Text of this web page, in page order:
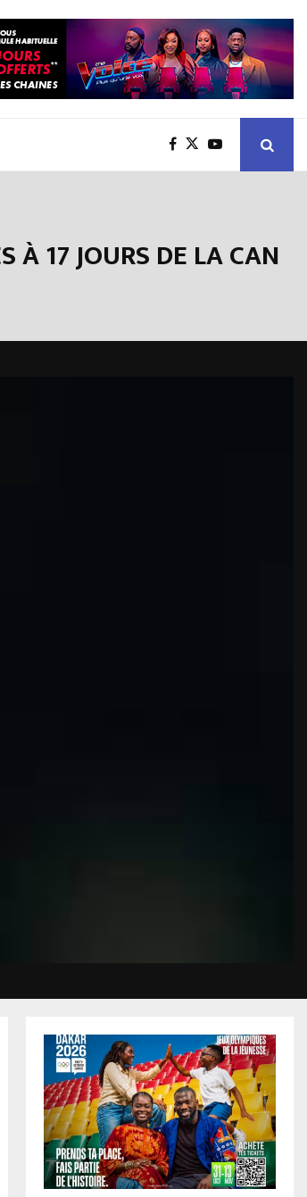
À 17 JOURS DE LA CAN